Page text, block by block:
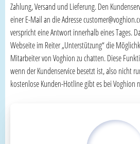
Zahlung, Versand und Lieferung. Den
einer E-Mail an die Adresse
verspricht eine Antwort innerhalb eines Tages.
Webseite im Reiter „Unterstützung“ die
Mitarbeiter von Voghion zu chatten. Diese
wenn der Kundenservice besetzt ist, also nicht
kostenlose Kunden-Hotline gibt es bei Voghion